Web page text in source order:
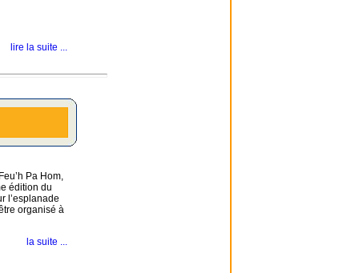
lire la suite ...
Pa Hom,
édition du
l’esplanade
organisé à
la suite ...